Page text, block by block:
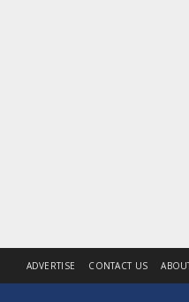
ADVERTISE CONTACT US